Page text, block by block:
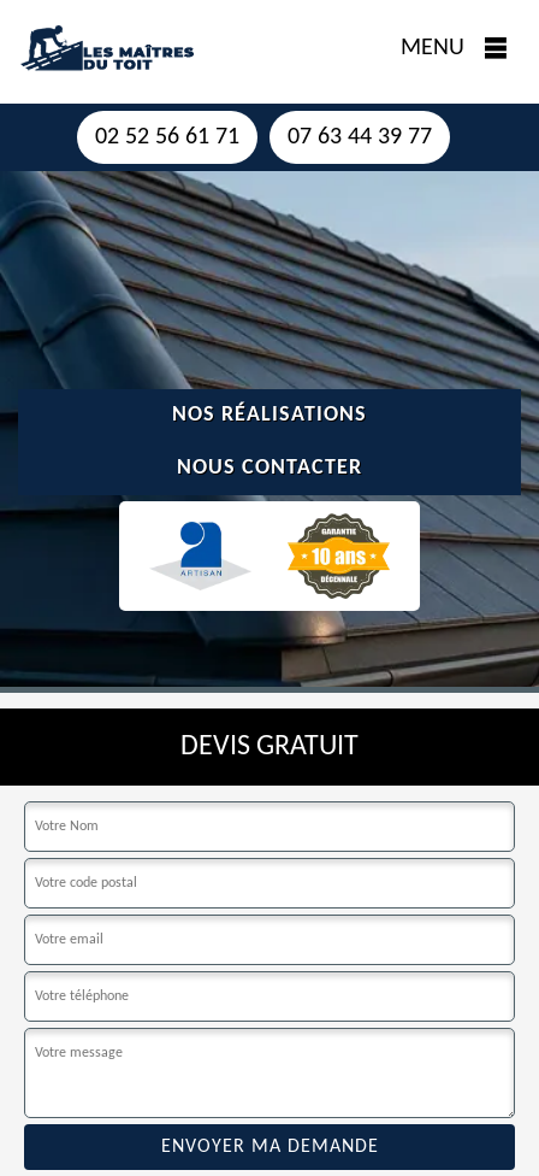
MENU
02 52 56 61 71 07 63 44 39 77
NOS RÉALISATIONS
NOUS CONTACTER
DEVIS GRATUIT